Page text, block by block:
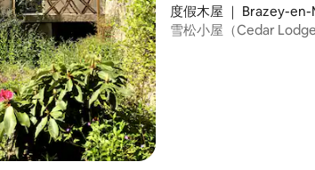
共 29 条评价
度假木屋 ｜ Brazey-
雪松小屋（Cedar